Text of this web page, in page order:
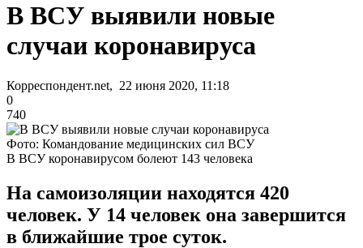
В ВСУ выявили новые
случаи коронавируса
Корреспондент.net, 22 июня 2020, 11:18
0
740
Фото: Командование медицинских сил ВСУ
В ВСУ коронавирусом болеют 143 человека
На самоизоляции находятся 420
человек. У 14 человек она завершится
в ближайшие трое суток.